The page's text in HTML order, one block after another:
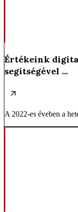
Értékeink
segítségével ...
A 2022-es éveben a